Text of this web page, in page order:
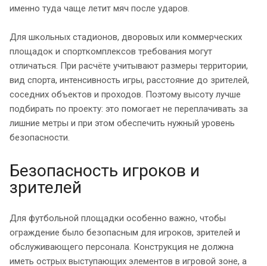
именно туда чаще летит мяч после ударов.
Для школьных стадионов, дворовых или коммерческих
площадок и спорткомплексов требования могут
отличаться. При расчёте учитывают размеры территории,
вид спорта, интенсивность игры, расстояние до зрителей,
соседних объектов и проходов. Поэтому высоту лучше
подбирать по проекту: это помогает не переплачивать за
лишние метры и при этом обеспечить нужный уровень
безопасности.
Безопасность игроков и
зрителей
Для футбольной площадки особенно важно, чтобы
ограждение было безопасным для игроков, зрителей и
обслуживающего персонала. Конструкция не должна
иметь острых выступающих элементов в игровой зоне, а